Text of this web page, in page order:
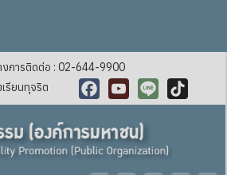
งการติดต่อ : 02-644-9900
รียนทุจริต
Facebook
YouTube
Line TikTok